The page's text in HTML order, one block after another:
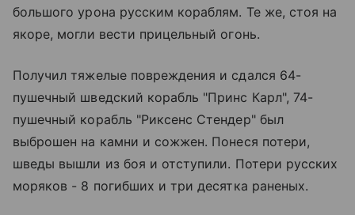
большого урона русским кораблям. Те же, стоя на
якоре, могли вести прицельный огонь.
Получил тяжелые повреждения и сдался 64-
пушечный шведский корабль "Принс Карл", 74-
пушечный корабль "Риксенс Стендер" был
выброшен на камни и сожжен. Понеся потери,
шведы вышли из боя и отступили. Потери русских
моряков - 8 погибших и три десятка раненых.